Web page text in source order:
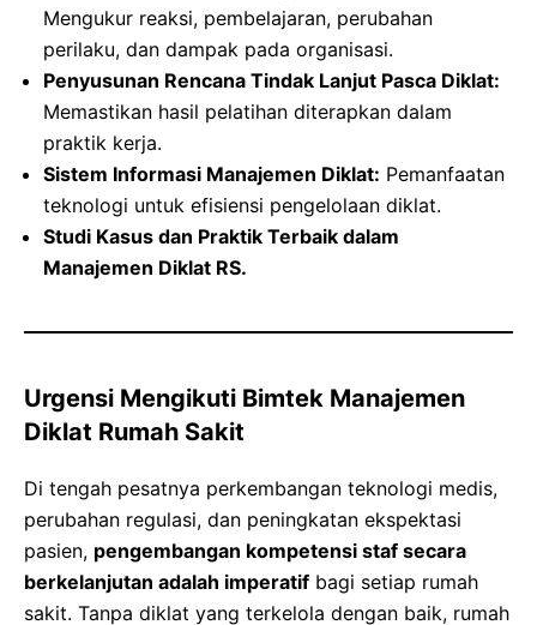
Mengukur reaksi, pembelajaran, perubahan
perilaku, dan dampak pada organisasi.
Penyusunan Rencana Tindak Lanjut Pasca Diklat:
Memastikan hasil pelatihan diterapkan dalam
praktik kerja.
Sistem Informasi Manajemen Diklat: Pemanfaatan
teknologi untuk efisiensi pengelolaan diklat.
Studi Kasus dan Praktik Terbaik dalam
Manajemen Diklat RS.
Urgensi Mengikuti Bimtek Manajemen
Diklat Rumah Sakit
Di tengah pesatnya perkembangan teknologi medis,
perubahan regulasi, dan peningkatan ekspektasi
pasien, pengembangan kompetensi staf secara
berkelanjutan adalah imperatif bagi setiap rumah
sakit. Tanpa diklat yang terkelola dengan baik, rumah